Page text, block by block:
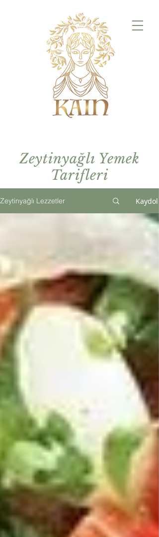
Zeytinyağlı Yemek
Tarifleri
Zeytinyağlı Lezzetler Kaydol